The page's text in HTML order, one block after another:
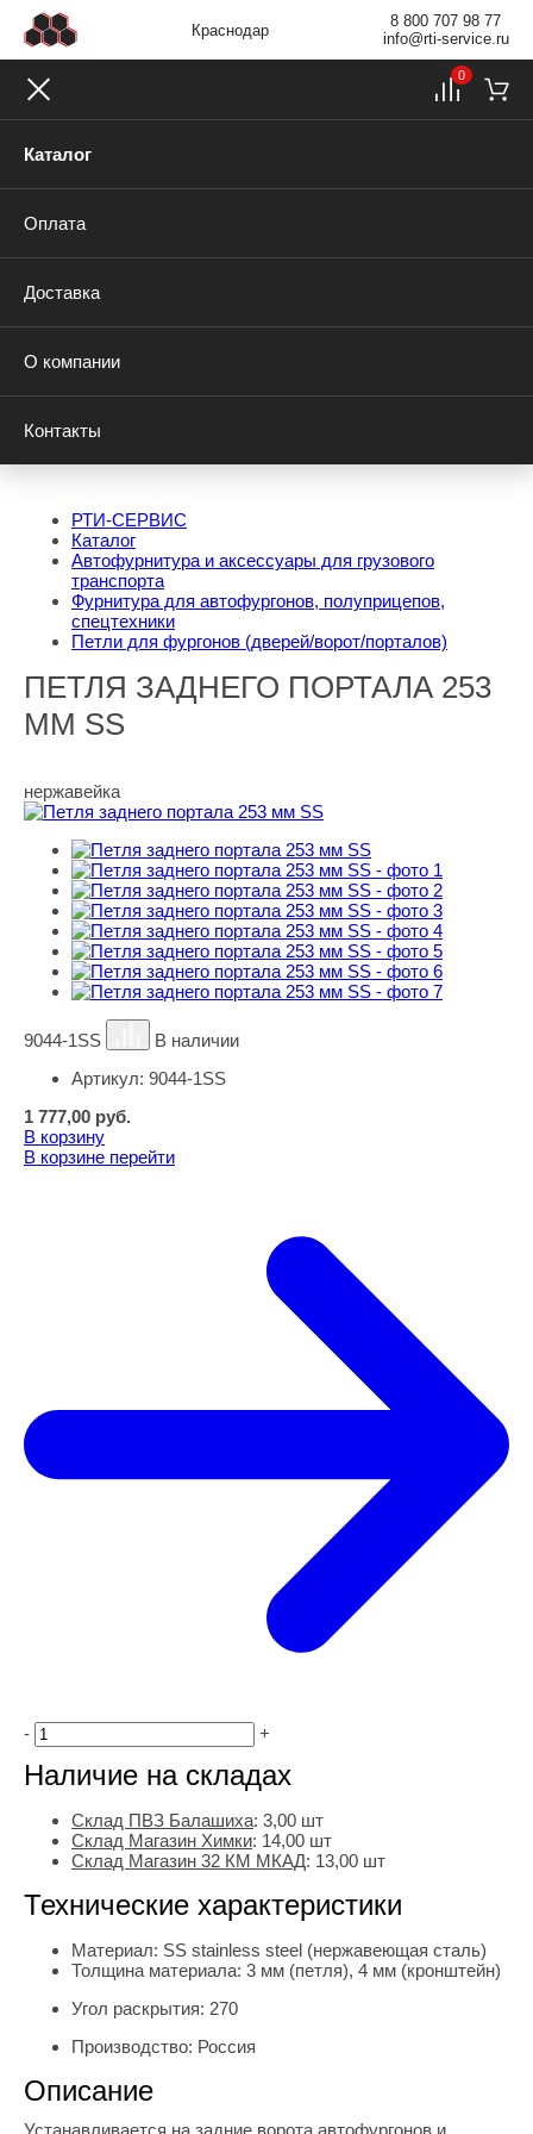
Краснодар
8 800 707 98 77
info@rti-service.ru
Каталог
Оплата
Доставка
О компании
Контакты
0
РТИ-СЕРВИС
Каталог
Автофурнитура и аксессуары для грузового
транспорта
Фурнитура для автофургонов, полуприцепов,
спецтехники
Петли для фургонов (дверей/ворот/порталов)
ПЕТЛЯ ЗАДНЕГО ПОРТАЛА 253
ММ SS
нержавейка
9044-1SS
В наличии
Артикул: 9044-1SS
1 777,00 руб.
В корзину
В корзине перейти
- +
Наличие на складах
Склад ПВЗ Балашиха: 3,00 шт
Склад Магазин Химки: 14,00 шт
Склад Магазин 32 КМ МКАД: 13,00 шт
Технические характеристики
Материал: SS stainless steel (нержавеющая сталь)
Толщина материала: 3 мм (петля), 4 мм (кронштейн)
Угол раскрытия: 270
Производство: Россия
Описание